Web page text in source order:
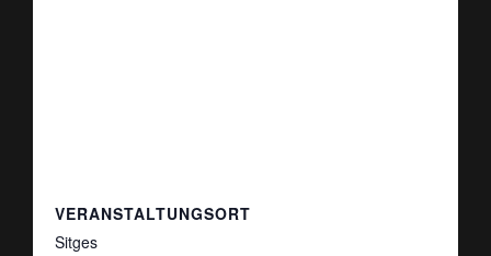
VERANSTALTUNGSORT
Sitges